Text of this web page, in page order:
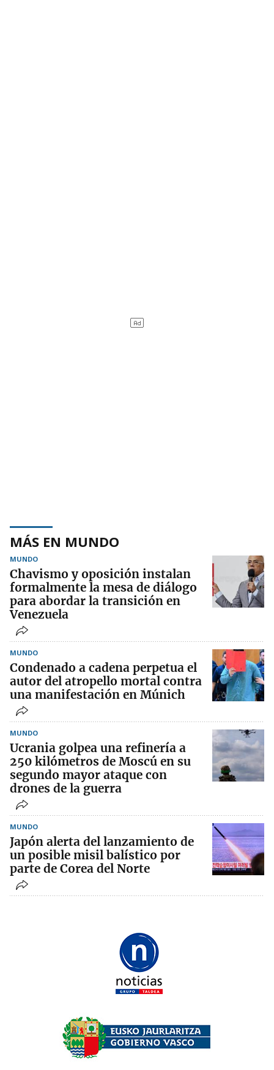
MÁS EN MUNDO
MUNDO
Chavismo y oposición instalan
formalmente la mesa de diálogo
para abordar la transición en
Venezuela
MUNDO
Condenado a cadena perpetua el
autor del atropello mortal contra
una manifestación en Múnich
MUNDO
Ucrania golpea una refinería a
250 kilómetros de Moscú en su
segundo mayor ataque con
drones de la guerra
MUNDO
Japón alerta del lanzamiento de
un posible misil balístico por
parte de Corea del Norte